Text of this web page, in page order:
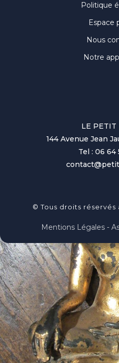
Politique
Espace
Nous
Notre
LE PETIT
144 Avenue Jean
Tel : 06 64
© Tous droits réservés
Mentions Légales -